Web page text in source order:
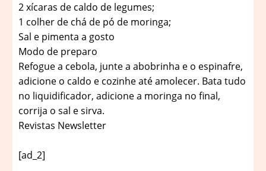
2 xícaras de caldo de legumes;
1 colher de chá de pó de moringa;
Sal e pimenta a gosto
Modo de preparo
Refogue a cebola, junte a abobrinha e o espinafre,
adicione o caldo e cozinhe até amolecer. Bata tudo
no liquidificador, adicione a moringa no final,
corrija o sal e sirva.
Revistas Newsletter
[ad_2]